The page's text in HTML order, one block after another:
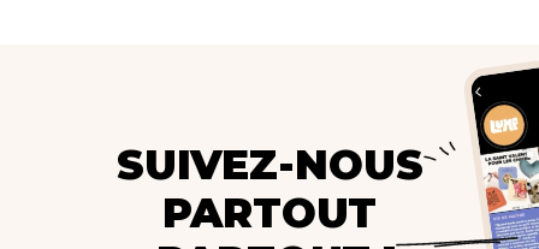
SUIVEZ-NOUS
PARTOUT